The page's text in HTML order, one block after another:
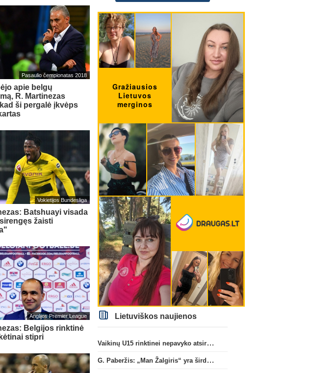
Pasaulio čempionatas 2018
apie belgų
R. Martinezas
ši pergalė įkvėps
Vokietijos Bundesliga
Batshuayi visada
žaisti
Anglijos Premier League
Belgijos rinktinė
stipri
Lietuviškos naujienos
Vaikinų U15 rinktinei nepavyko atsirevanšuoti estams
G. Paberžis: „Man Žalgiris“ yra širdyje“